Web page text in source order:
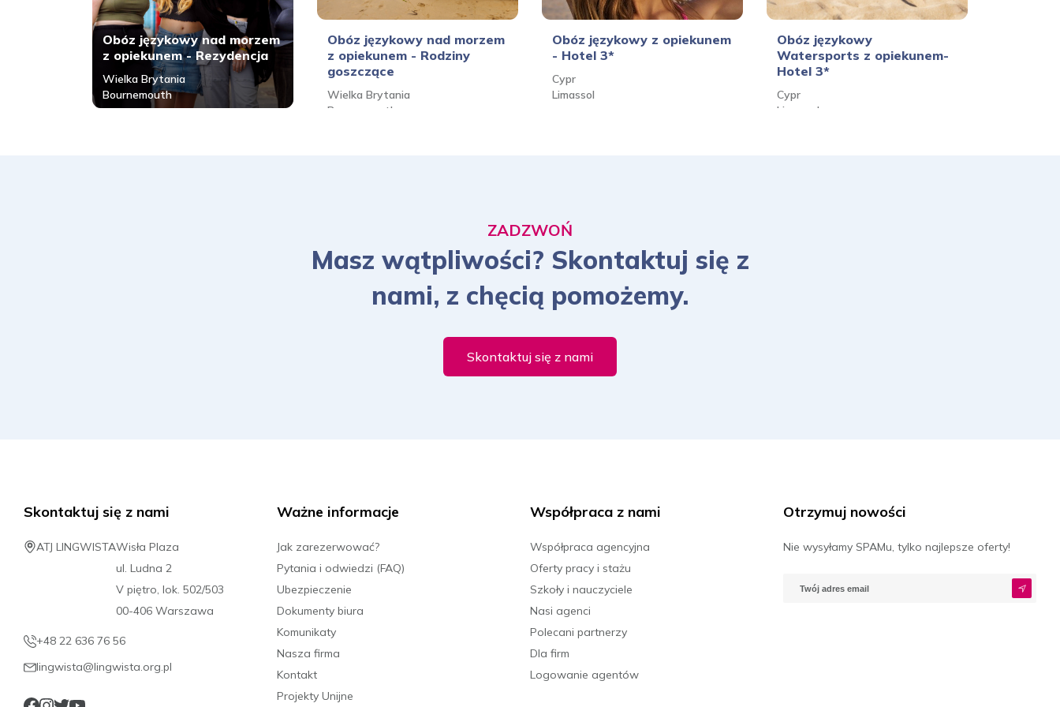
Obóz językowy nad morzem
z opiekunem - Rezydencja
Wielka Brytania
Bournemouth
Obóz językowy nad morzem
z opiekunem - Rodziny
goszczące
Wielka Brytania
Bournemouth
Obóz językowy z opiekunem
- Hotel 3*
Cypr
Limassol
Obóz językowy
Watersports z opiekunem-
Hotel 3*
Cypr
Limassol
ZADZWOŃ
Masz wątpliwości? Skontaktuj się z
nami, z chęcią pomożemy.
Skontaktuj się z nami
Skontaktuj się z nami
ATJ LINGWISTAWisła Plaza
ul. Ludna 2
V piętro, lok. 502/503
00-406 Warszawa
+48 22 636 76 56
lingwista@lingwista.org.pl
Ważne informacje
Jak zarezerwować?
Pytania i odwiedzi (FAQ)
Ubezpieczenie
Dokumenty biura
Komunikaty
Nasza firma
Kontakt
Projekty Unijne
Współpraca z nami
Współpraca agencyjna
Oferty pracy i stażu
Szkoły i nauczyciele
Nasi agenci
Polecani partnerzy
Dla firm
Logowanie agentów
Otrzymuj nowości
Nie wysyłamy SPAMu, tylko najlepsze oferty!